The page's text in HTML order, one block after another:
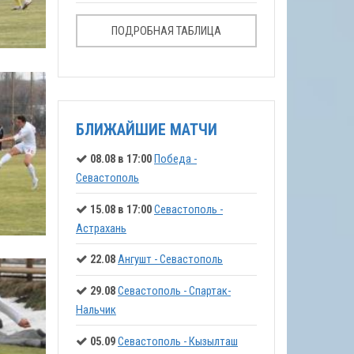
ПОДРОБНАЯ ТАБЛИЦА
БЛИЖАЙШИЕ МАТЧИ
08.08 в 17:00Победа -
Севастополь
15.08 в 17:00Севастополь -
Астрахань
22.08Ангушт - Севастополь
29.08Севастополь - Спартак-
Нальчик
05.09Севастополь - Кызылташ